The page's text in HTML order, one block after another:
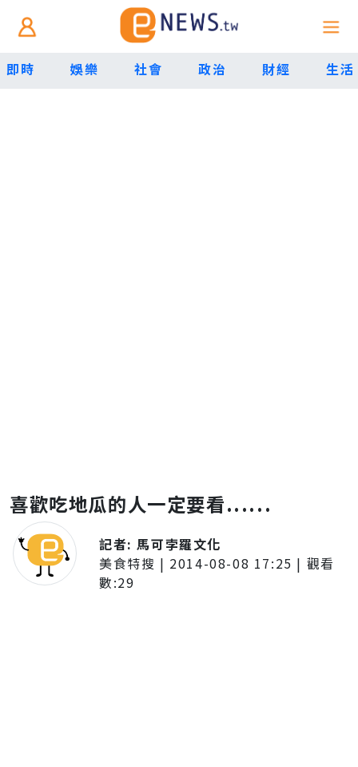
即時 娛樂 社會 政治 財經 生活
喜歡吃地瓜的人一定要看......
記者:馬可孛羅文化
美食特搜 | 2014-08-08 17:25 | 觀看
數:29